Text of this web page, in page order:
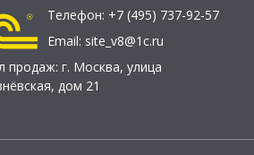
Телефон: +7 (495) 737-92-57
Email: site_v8@1c.ru
продаж: г. Москва, улица
дом 21